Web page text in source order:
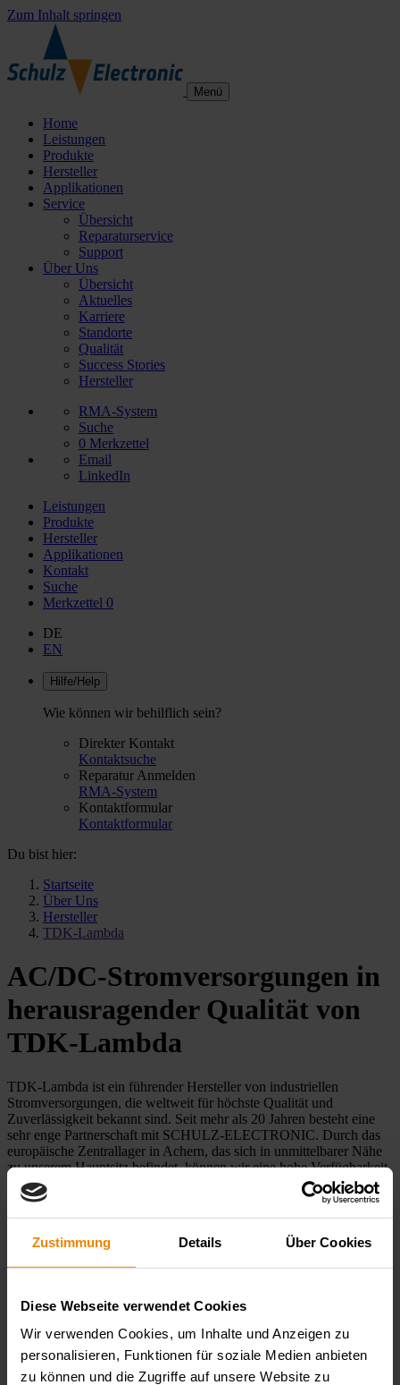
Zustimmung Details Über Cookies
Diese Webseite verwendet Cookies
Wir verwenden Cookies, um Inhalte und Anzeigen zu
personalisieren, Funktionen für soziale Medien anbieten
zu können und die Zugriffe auf unsere Website zu
Zum Inhalt springen
Menü
Home
Leistungen
Produkte
Hersteller
Applikationen
Service
Übersicht
Reparaturservice
Support
Über Uns
Übersicht
Aktuelles
Karriere
Standorte
Qualität
Success Stories
Hersteller
RMA-System
Suche
0 Merkzettel
Email
LinkedIn
Leistungen
Produkte
Hersteller
Applikationen
Kontakt
Suche
Merkzettel 0
DE
EN
Hilfe/Help
Wie können wir behilflich sein?
Direkter Kontakt
Kontaktsuche
Reparatur Anmelden
RMA-System
Kontaktformular
Kontaktformular
Du bist hier:
Startseite
Über Uns
Hersteller
TDK-Lambda
AC/DC-Stromversorgungen in
herausragender Qualität von
TDK-Lambda
TDK-Lambda ist ein führender Hersteller von industriellen
Stromversorgungen, die weltweit für höchste Qualität und
Zuverlässigkeit bekannt sind. Seit mehr als 20 Jahren besteht eine
sehr enge Partnerschaft mit SCHULZ-ELECTRONIC. Durch das
europäische Zentrallager in Achern, das sich in unmittelbarer Nähe
zu unserem Hauptsitz befindet, können wir eine hohe Verfügbarkeit
und kurze Lieferzeiten sicherstellen. Neben AC/DC-
Stromversorgungen entwickelt und fertigt TDK-Lambda auch
DC/DC-Wandler, programmierbare (Labor-)Stromversorgungen
sowie EMV/EMI-Filter. Die Produkte von TDK-Lambda zeichnen
sich durch kompakte Bauweise und hervorragende Qualität aus.
TDK-Lambda